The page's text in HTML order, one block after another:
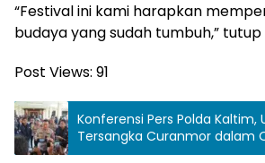
“Festival ini kami harapkan
budaya yang sudah tumbuh,” tutup
Post Views: 91
Konferensi Pers Polda Kaltim,
Tersangka Curanmor dalam
Mahakam 2025